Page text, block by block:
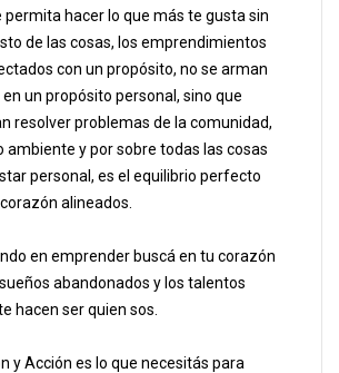
permita hacer lo que más te gusta sin
de las cosas, los emprendimientos
con un propósito, no se arman
un propósito personal, sino que
resolver problemas de la comunidad,
ambiente y por sobre todas las cosas
personal, es el equilibrio perfecto
alineados.
en emprender buscá en tu corazón
abandonados y los talentos
hacen ser quien sos.
y Acción es lo que necesitás para